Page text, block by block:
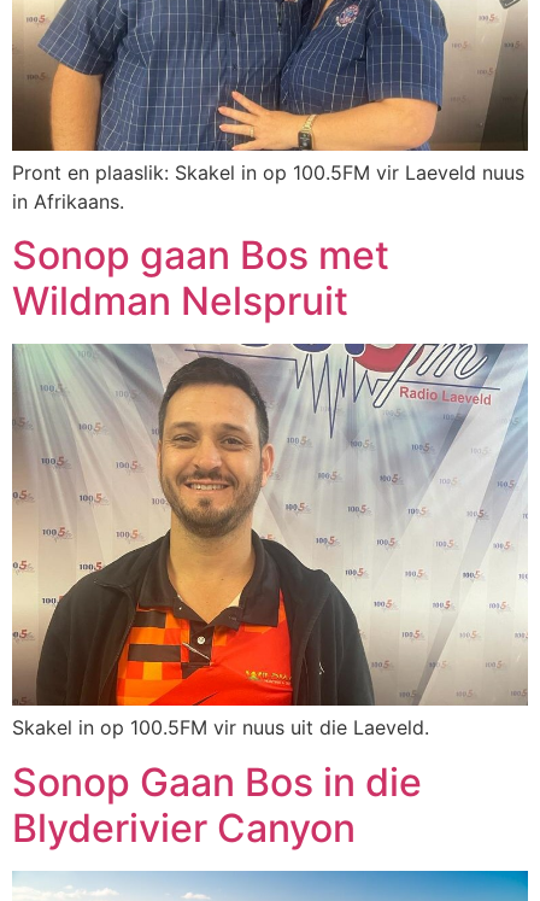
Pront en plaaslik: Skakel in op 100.5FM vir Laeveld nuus
in Afrikaans.
Sonop gaan Bos met
Wildman Nelspruit
Skakel in op 100.5FM vir nuus uit die Laeveld.
Sonop Gaan Bos in die
Blyderivier Canyon